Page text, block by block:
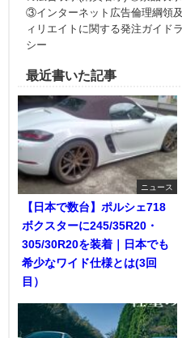
③インターネット広告倫理綱領
ィリエイトに関する発注ガイド
シー
最近書いた記事
ニュース
【日本で数台】ポルシェ718
ボクスターに245/35R20・
305/30R20を装着｜日本でも
希少なワイド仕様とは(3回
目）